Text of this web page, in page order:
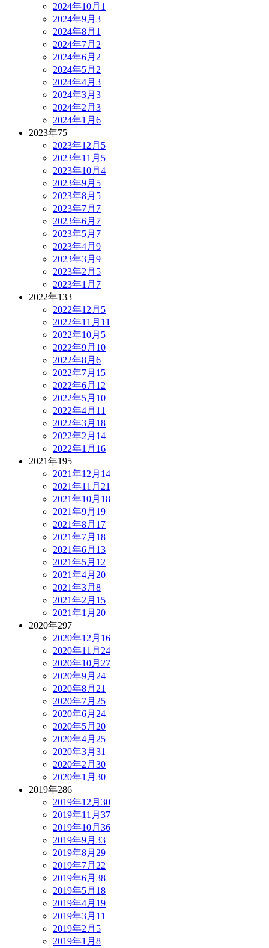
2024年10月 1
2024年9月 3
2024年8月 1
2024年7月 2
2024年6月 2
2024年5月 2
2024年4月 3
2024年3月 3
2024年2月 3
2024年1月 6
2023年75
2023年12月 5
2023年11月 5
2023年10月 4
2023年9月 5
2023年8月 5
2023年7月 7
2023年6月 7
2023年5月 7
2023年4月 9
2023年3月 9
2023年2月 5
2023年1月 7
2022年133
2022年12月 5
2022年11月 11
2022年10月 5
2022年9月 10
2022年8月 6
2022年7月 15
2022年6月 12
2022年5月 10
2022年4月 11
2022年3月 18
2022年2月 14
2022年1月 16
2021年195
2021年12月 14
2021年11月 21
2021年10月 18
2021年9月 19
2021年8月 17
2021年7月 18
2021年6月 13
2021年5月 12
2021年4月 20
2021年3月 8
2021年2月 15
2021年1月 20
2020年297
2020年12月 16
2020年11月 24
2020年10月 27
2020年9月 24
2020年8月 21
2020年7月 25
2020年6月 24
2020年5月 20
2020年4月 25
2020年3月 31
2020年2月 30
2020年1月 30
2019年286
2019年12月 30
2019年11月 37
2019年10月 36
2019年9月 33
2019年8月 29
2019年7月 22
2019年6月 38
2019年5月 18
2019年4月 19
2019年3月 11
2019年2月 5
2019年1月 8